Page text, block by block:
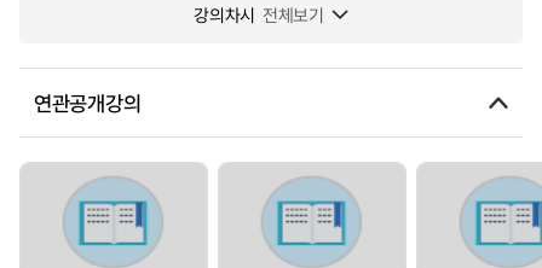
강의차시 전체보기
연관공개강의